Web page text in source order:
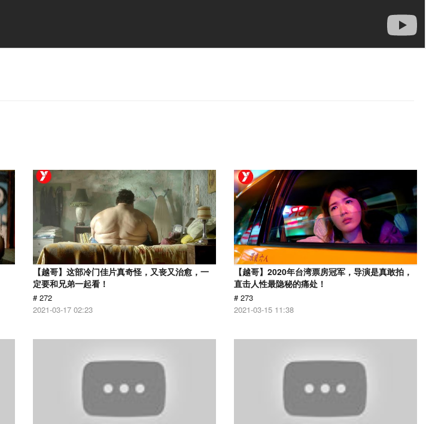
【越哥】这部冷门佳片真奇怪，又丧又治愈，一
定要和兄弟一起看！
# 272
2021-03-17 02:23
【越哥】2020年台湾票房冠军，导演是真敢拍，
直击人性最隐秘的痛处！
# 273
2021-03-15 11:38